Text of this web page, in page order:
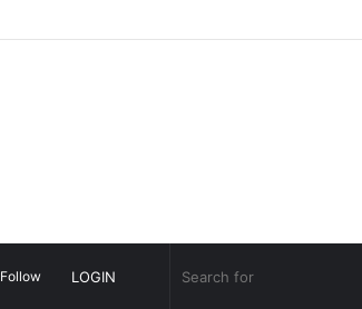
Switch
LOGIN
Follow